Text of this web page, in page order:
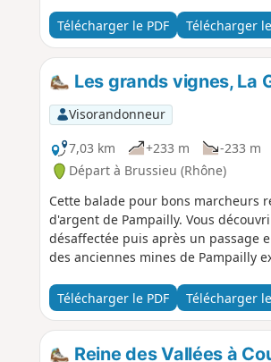
Télécharger le PDF Télécharger
Les grands vignes, La
Visorandonneur
7,03 km
+233 m -233 m
Départ à Brussieu (Rhône)
Cette balade pour bons marcheurs
d'argent de Pampailly. Vous
désaffectée puis après un passage
des anciennes mines de Pampailly
Télécharger le PDF Télécharger
Reine des Vallées à